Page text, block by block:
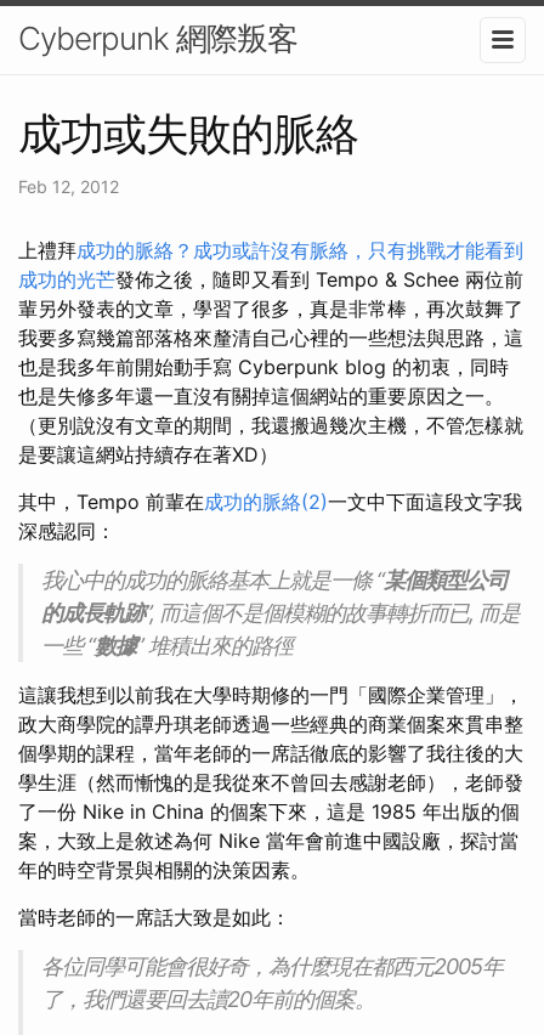
Cyberpunk 網際叛客
成功或失敗的脈絡
Feb 12, 2012
上禮拜成功的脈絡？成功或許沒有脈絡，只有挑戰才能看到
成功的光芒發佈之後，隨即又看到 Tempo & Schee 兩位前
輩另外發表的文章，學習了很多，真是非常棒，再次鼓舞了
我要多寫幾篇部落格來釐清自己心裡的一些想法與思路，這
也是我多年前開始動手寫 Cyberpunk blog 的初衷，同時
也是失修多年還一直沒有關掉這個網站的重要原因之一。
（更別說沒有文章的期間，我還搬過幾次主機，不管怎樣就
是要讓這網站持續存在著XD）
其中，Tempo 前輩在成功的脈絡(2)一文中下面這段文字我
深感認同：
我心中的成功的脈絡基本上就是一條 “某個類型公司
的成長軌跡”, 而這個不是個模糊的故事轉折而已, 而是
一些 “數據” 堆積出來的路徑
這讓我想到以前我在大學時期修的一門「國際企業管理」，
政大商學院的譚丹琪老師透過一些經典的商業個案來貫串整
個學期的課程，當年老師的一席話徹底的影響了我往後的大
學生涯（然而慚愧的是我從來不曾回去感謝老師），老師發
了一份 Nike in China 的個案下來，這是 1985 年出版的個
案，大致上是敘述為何 Nike 當年會前進中國設廠，探討當
年的時空背景與相關的決策因素。
當時老師的一席話大致是如此：
各位同學可能會很好奇，為什麼現在都西元2005年
了，我們還要回去讀20年前的個案。